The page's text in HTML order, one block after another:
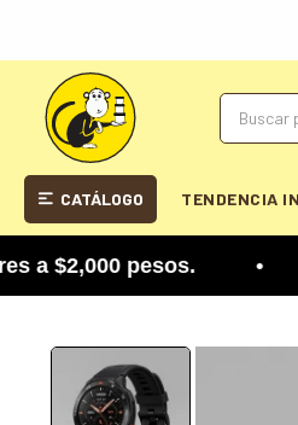
CATÁLOGO TENDENCIA
$2,000 pesos. • Si lo